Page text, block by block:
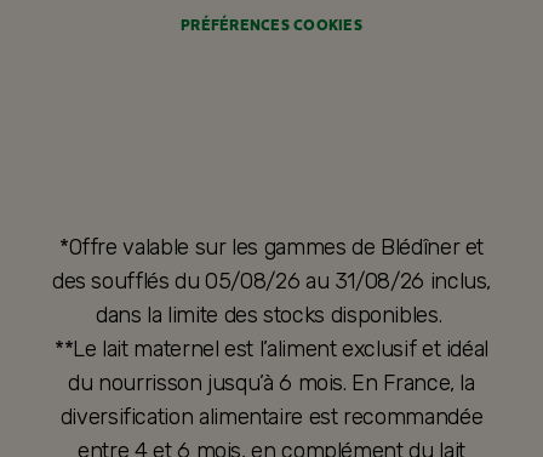
PRÉFÉRENCES COOKIES
*Offre valable sur les gammes de Blédîner et
des soufflés du 05/08/26 au 31/08/26 inclus,
dans la limite des stocks disponibles.
**Le lait maternel est l’aliment exclusif et idéal
du nourrisson jusqu’à 6 mois. En France, la
diversification alimentaire est recommandée
entre 4 et 6 mois, en complément du lait